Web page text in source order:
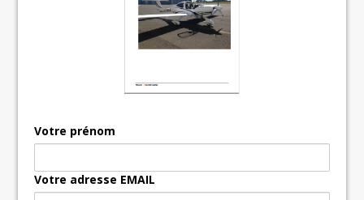
Votre prénom
Votre adresse EMAIL